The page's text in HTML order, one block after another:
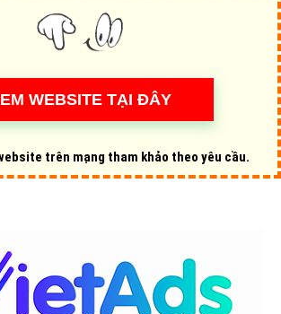
trên mạng tham khảo theo yêu cầu.